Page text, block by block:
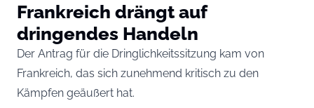
Frankreich drängt auf
dringendes Handeln
Der Antrag für die Dringlichkeitssitzung kam von
Frankreich, das sich zunehmend kritisch zu den
Kämpfen geäußert hat.